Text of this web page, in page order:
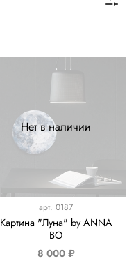
Нет в наличии
арт. 0187
Картина "Луна" by ANNA
BO
8 000 ₽